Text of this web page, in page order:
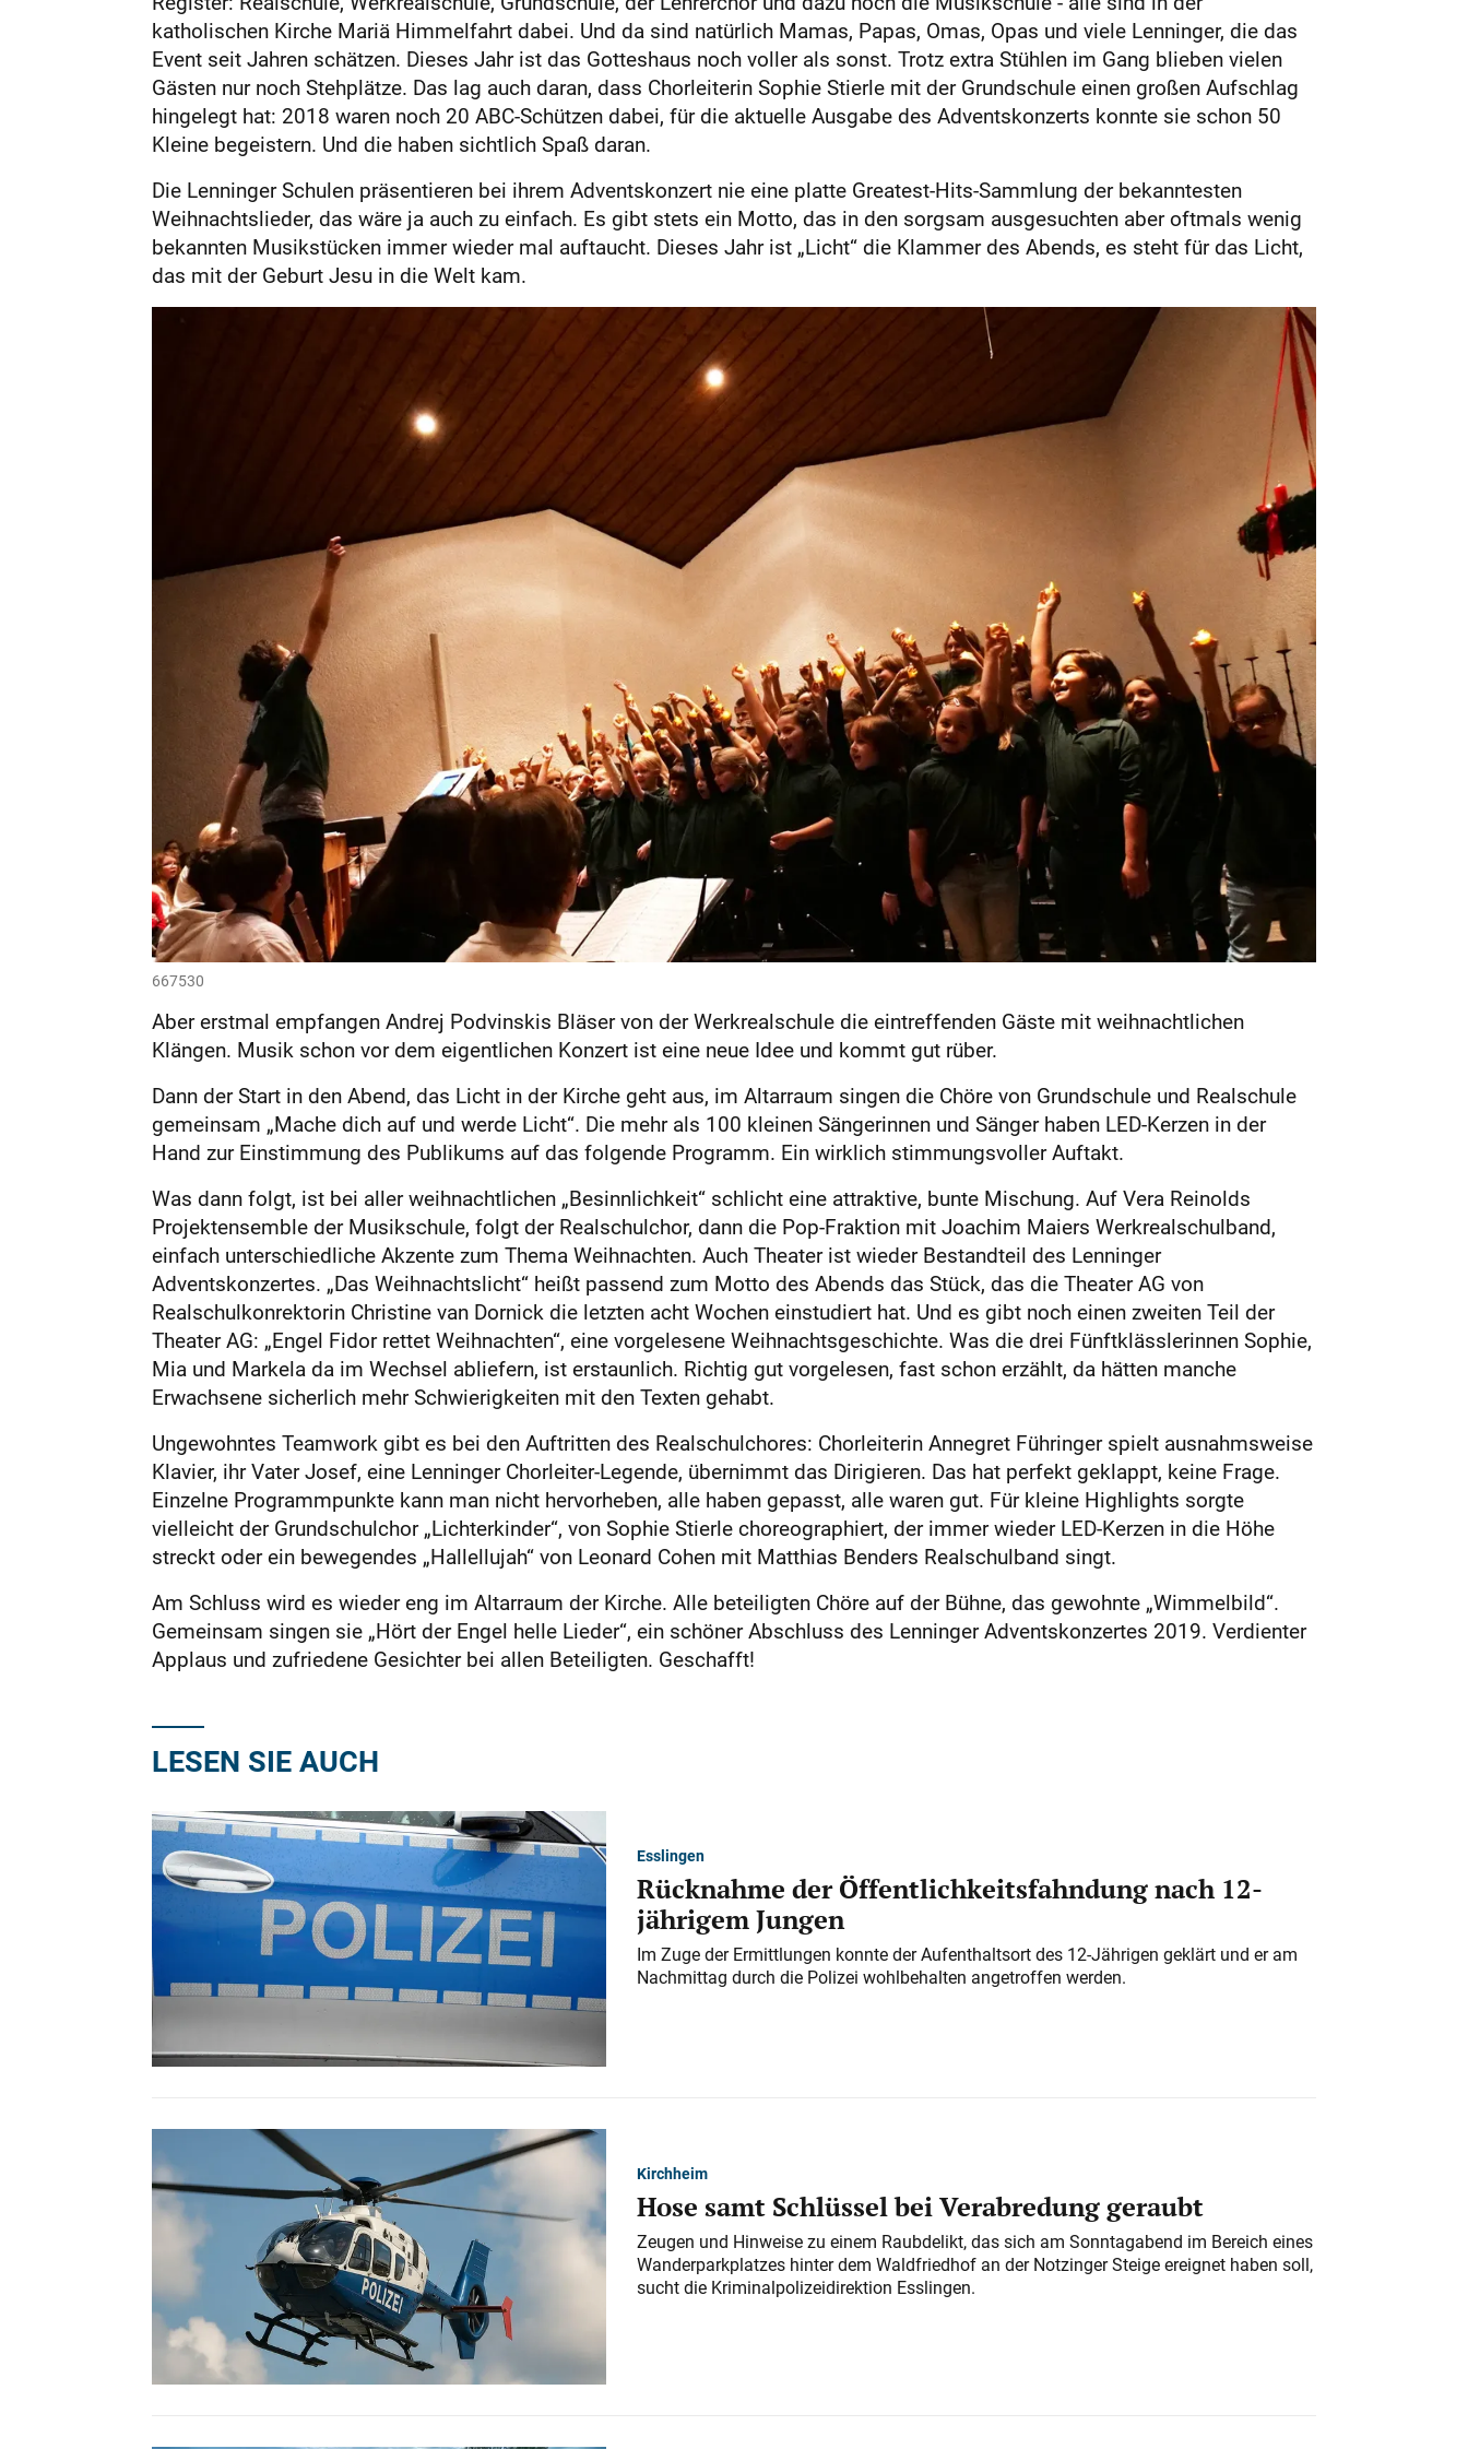
katholischen Kirche Mariä Himmelfahrt dabei. Und da sind natürlich Mamas, Papas, Omas, Opas und viele Lenninger, die das
Event seit Jahren schätzen. Dieses Jahr ist das Gotteshaus noch voller als sonst. Trotz extra Stühlen im Gang blieben vielen
Gästen nur noch Stehplätze. Das lag auch daran, dass Chorleiterin Sophie Stierle mit der Grundschule einen großen Aufschlag
hingelegt hat: 2018 waren noch 20 ABC-Schützen dabei, für die aktuelle Ausgabe des Adventskonzerts konnte sie schon 50
Kleine begeistern. Und die haben sichtlich Spaß daran.
Die Lenninger Schulen präsentieren bei ihrem Adventskonzert nie eine platte Greatest-Hits-Sammlung der bekanntesten
Weihnachtslieder, das wäre ja auch zu einfach. Es gibt stets ein Motto, das in den sorgsam ausgesuchten aber oftmals wenig
bekannten Musikstücken immer wieder mal auftaucht. Dieses Jahr ist „Licht“ die Klammer des Abends, es steht für das Licht,
das mit der Geburt Jesu in die Welt kam.
667530
Aber erstmal empfangen Andrej Podvinskis Bläser von der Werkrealschule die eintreffenden Gäste mit weihnachtlichen
Klängen. Musik schon vor dem eigentlichen Konzert ist eine neue Idee und kommt gut rüber.
Dann der Start in den Abend, das Licht in der Kirche geht aus, im Altarraum singen die Chöre von Grundschule und Realschule
gemeinsam „Mache dich auf und werde Licht“. Die mehr als 100 kleinen Sängerinnen und Sänger haben LED-Kerzen in der
Hand zur Einstimmung des Publikums auf das folgende Programm. Ein wirklich stimmungsvoller Auftakt.
Was dann folgt, ist bei aller weihnachtlichen „Besinnlichkeit“ schlicht eine attraktive, bunte Mischung. Auf Vera Reinolds
Projektensemble der Musikschule, folgt der Realschulchor, dann die Pop-Fraktion mit Joachim Maiers Werkrealschulband,
einfach unterschiedliche Akzente zum Thema Weihnachten. Auch Theater ist wieder Bestandteil des Lenninger
Adventskonzertes. „Das Weihnachtslicht“ heißt passend zum Motto des Abends das Stück, das die Theater AG von
Realschulkonrektorin Christine van Dornick die letzten acht Wochen einstudiert hat. Und es gibt noch einen zweiten Teil der
Theater AG: „Engel Fidor rettet Weihnachten“, eine vorgelesene Weihnachtsgeschichte. Was die drei Fünftklässlerinnen Sophie,
Mia und Markela da im Wechsel abliefern, ist erstaunlich. Richtig gut vorgelesen, fast schon erzählt, da hätten manche
Erwachsene sicherlich mehr Schwierigkeiten mit den Texten gehabt.
Ungewohntes Teamwork gibt es bei den Auftritten des Realschulchores: Chorleiterin Annegret Führinger spielt ausnahmsweise
Klavier, ihr Vater Josef, eine Lenninger Chorleiter-Legende, übernimmt das Dirigieren. Das hat perfekt geklappt, keine Frage.
Einzelne Programmpunkte kann man nicht hervorheben, alle haben gepasst, alle waren gut. Für kleine Highlights sorgte
vielleicht der Grundschulchor „Lichterkinder“, von Sophie Stierle choreographiert, der immer wieder LED-Kerzen in die Höhe
streckt oder ein bewegendes „Hallellujah“ von Leonard Cohen mit Matthias Benders Realschulband singt.
Am Schluss wird es wieder eng im Altarraum der Kirche. Alle beteiligten Chöre auf der Bühne, das gewohnte „Wimmelbild“.
Gemeinsam singen sie „Hört der Engel helle Lieder“, ein schöner Abschluss des Lenninger Adventskonzertes 2019. Verdienter
Applaus und zufriedene Gesichter bei allen Beteiligten. Geschafft!
LESEN SIE AUCH
Esslingen
Rücknahme der Öffentlichkeitsfahndung nach 12-
jährigem Jungen
Im Zuge der Ermittlungen konnte der Aufenthaltsort des 12-Jährigen geklärt und er am
Nachmittag durch die Polizei wohlbehalten angetroffen werden.
Kirchheim
Hose samt Schlüssel bei Verabredung geraubt
Zeugen und Hinweise zu einem Raubdelikt, das sich am Sonntagabend im Bereich eines
Wanderparkplatzes hinter dem Waldfriedhof an der Notzinger Steige ereignet haben soll,
sucht die Kriminalpolizeidirektion Esslingen.